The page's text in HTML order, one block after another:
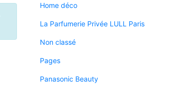
Home déco
La Parfumerie Privée LULL Paris
Non classé
Pages
Panasonic Beauty